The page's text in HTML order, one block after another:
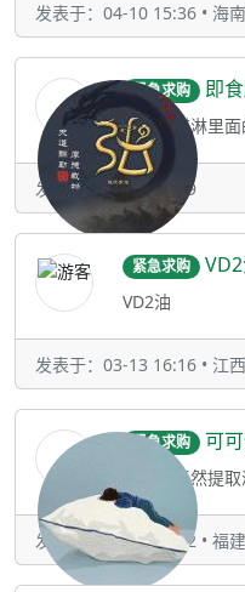
发表于：04-10 15:36 • 海
紧急求购 即
发表于：04-01 18:29
紧急求购
VD2油
发表于：03-13 16:16 • 江
紧急求购 可
可可仁天然提
发表于：01-29 15:02 • 福建